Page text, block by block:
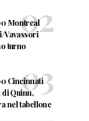
Montreal
Vavassori
turno
Cincinnati
Quinn,
nel tabellone